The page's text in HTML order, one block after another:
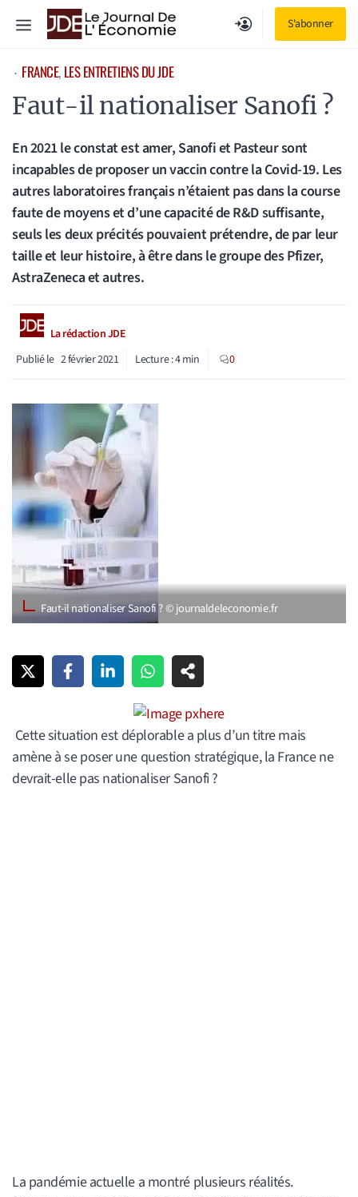
S'abonner
Menu
⋅ FRANCE, LES ENTRETIENS DU JDE
Faut-il nationaliser Sanofi ?
En 2021 le constat est amer, Sanofi et Pasteur sont
incapables de proposer un vaccin contre la Covid-19. Les
autres laboratoires français n’étaient pas dans la course
faute de moyens et d’une capacité de R&D suffisante,
seuls les deux précités pouvaient prétendre, de par leur
taille et leur histoire, à être dans le groupe des Pfizer,
AstraZeneca et autres.
La rédaction JDE
Publié le 2 février 2021 Lecture :4min 0
Faut-il nationaliser Sanofi ? © journaldeleconomie.fr
Cette situation est déplorable a plus d’un titre mais
amène à se poser une question stratégique, la France ne
devrait-elle pas nationaliser Sanofi ?
La pandémie actuelle a montré plusieurs réalités.